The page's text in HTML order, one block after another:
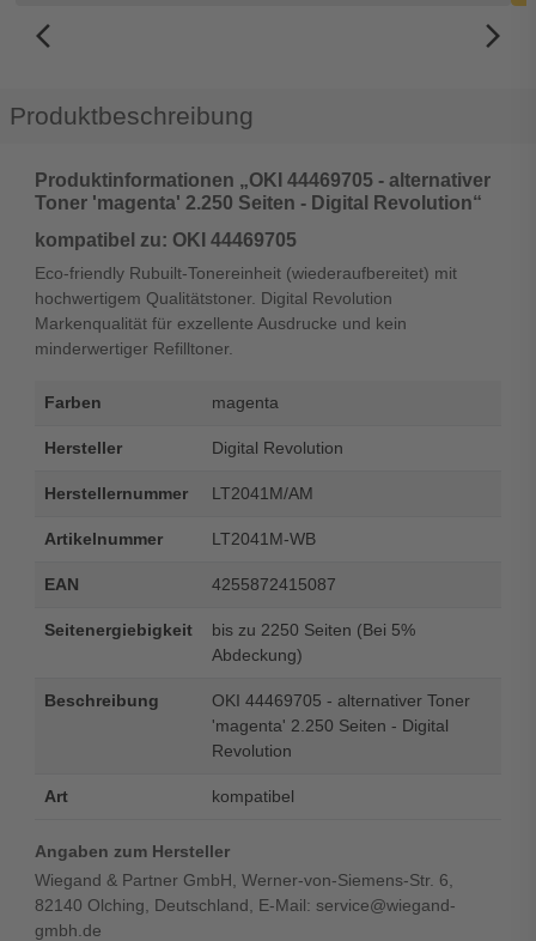
arrow_back_ios_new arrow_forward_ios
Produktbeschreibung
Produktinformationen „OKI 44469705 - alternativer
Toner 'magenta' 2.250 Seiten - Digital Revolution“
kompatibel zu: OKI 44469705
Eco-friendly Rubuilt-Tonereinheit (wiederaufbereitet) mit
hochwertigem Qualitätstoner. Digital Revolution
Markenqualität für exzellente Ausdrucke und kein
minderwertiger Refilltoner.
Farben magenta
Hersteller Digital Revolution
Herstellernummer LT2041M/AM
Artikelnummer LT2041M-WB
EAN 4255872415087
Seitenergiebigkeit
bis zu 2250 Seiten (Bei 5%
Abdeckung)
Beschreibung
OKI 44469705 - alternativer Toner
'magenta' 2.250 Seiten - Digital
Revolution
Art kompatibel
Angaben zum Hersteller
Wiegand & Partner GmbH, Werner-von-Siemens-Str. 6,
82140 Olching, Deutschland, E-Mail: service@wiegand-
gmbh.de